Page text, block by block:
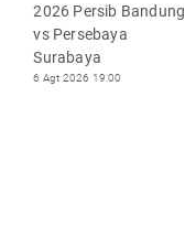
2026 Persib Bandung
vs Persebaya
Surabaya
6 Agt 2026 19:00